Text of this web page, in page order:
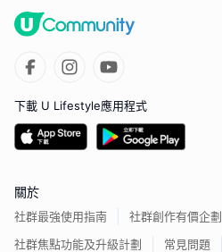
下載 U Lifestyle應用程式
關於
社群最強使用指南
社群創作有價企劃
社群焦點功能及升級計劃
常見問題